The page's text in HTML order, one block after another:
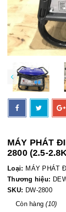
MÁY PHÁT
2800 (2.5-
Loại: MÁY PHÁT
Thương hiệu:
SKU: DW-2800
Còn hàng(10)